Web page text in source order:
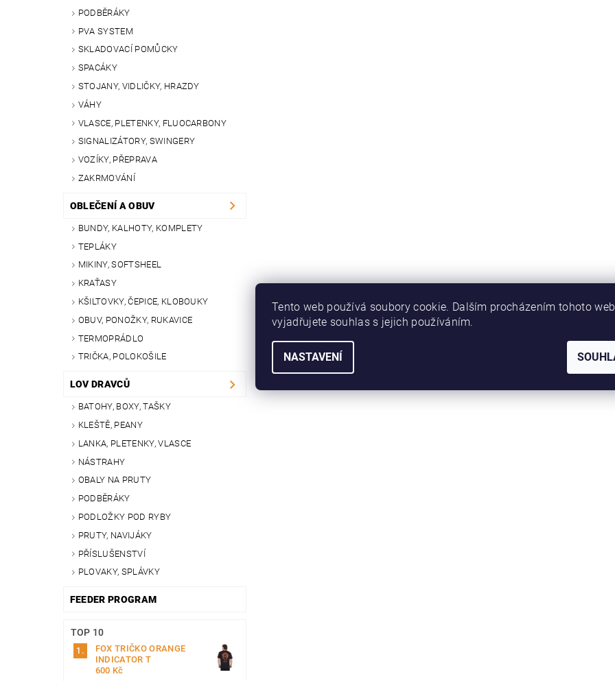
PODBĚRÁKY
PVA SYSTEM
SKLADOVACÍ POMŮCKY
SPACÁKY
STOJANY, VIDLIČKY, HRAZDY
VÁHY
VLASCE, PLETENKY, FLUOCARBONY
SIGNALIZÁTORY, SWINGERY
VOZÍKY, PŘEPRAVA
ZAKRMOVÁNÍ
OBLEČENÍ A OBUV
BUNDY, KALHOTY, KOMPLETY
TEPLÁKY
MIKINY, SOFTSHEEL
KRAŤASY
KŠILTOVKY, ČEPICE, KLOBOUKY
OBUV, PONOŽKY, RUKAVICE
TERMOPRÁDLO
TRIČKA, POLOKOŠILE
LOV DRAVCŮ
BATOHY, BOXY, TAŠKY
KLEŠTĚ, PEANY
LANKA, PLETENKY, VLASCE
NÁSTRAHY
OBALY NA PRUTY
PODBĚRÁKY
PODLOŽKY POD RYBY
PRUTY, NAVIJÁKY
PŘÍSLUŠENSTVÍ
PLOVAKY, SPLÁVKY
FEEDER PROGRAM
TOP 10
FOX TRIČKO ORANGE
INDICATOR T
600 Kč
Tento web používá soubory cookie. Dalším procházením tohoto
vyjadřujete souhlas s jejich používáním.
NASTAVENÍ